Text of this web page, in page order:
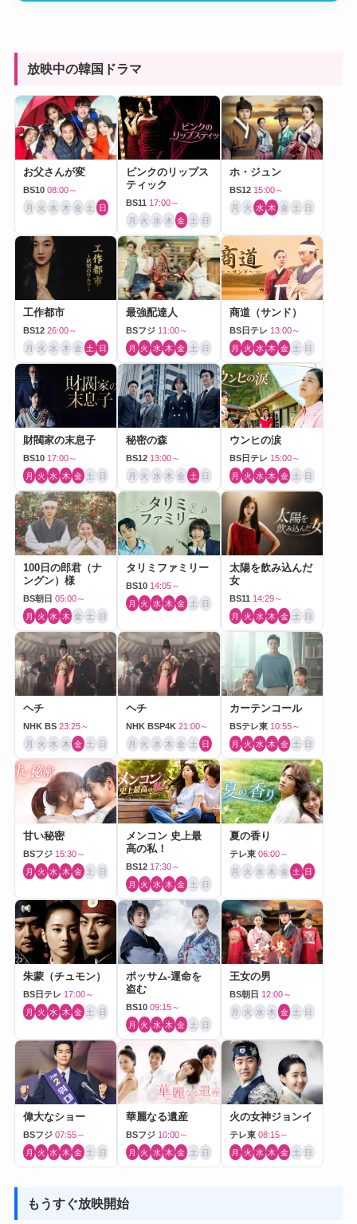
放映中の韓国ドラマ
お父さんが変
BS10 08:00～
月 火 水 木 金 土 日
ピンクのリップス
ティック
BS11 17:00～
月 火 水 木 金 土 日
ホ・ジュン
BS12 15:00～
月 火 水 木 金 土 日
工作都市
BS12 26:00～
月 火 水 木 金 土 日
最強配達人
BSフジ 11:00～
月 火 水 木 金 土 日
商道（サンド）
BS日テレ 13:00～
月 火 水 木 金 土 日
財閥家の末息子
BS10 17:00～
月 火 水 木 金 土 日
秘密の森
BS12 13:00～
月 火 水 木 金 土 日
ウンヒの涙
BS日テレ 15:00～
月 火 水 木 金 土 日
100日の郎君（ナ
ングン）様
BS朝日 05:00～
月 火 水 木 金 土 日
タリミファミリー
BS10 14:05～
月 火 水 木 金 土 日
太陽を飲み込んだ
女
BS11 14:29～
月 火 水 木 金 土 日
ヘチ
NHK BS 23:25～
月 火 水 木 金 土 日
ヘチ
NHK BSP4K 21:00～
月 火 水 木 金 土 日
カーテンコール
BSテレ東 10:55～
月 火 水 木 金 土 日
甘い秘密
BSフジ 15:30～
月 火 水 木 金 土 日
メンコン 史上最
高の私！
BS12 17:30～
月 火 水 木 金 土 日
夏の香り
テレ東 06:00～
月 火 水 木 金 土 日
朱蒙（チュモン）
BS日テレ 17:00～
月 火 水 木 金 土 日
ポッサム-運命を
盗む
BS10 09:15～
月 火 水 木 金 土 日
王女の男
BS朝日 12:00～
月 火 水 木 金 土 日
偉大なショー
BSフジ 07:55～
月 火 水 木 金 土 日
華麗なる遺産
BSフジ 10:00～
月 火 水 木 金 土 日
火の女神ジョンイ
テレ東 08:15～
月 火 水 木 金 土 日
もうすぐ放映開始